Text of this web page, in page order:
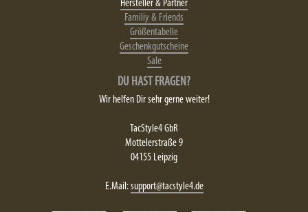
Hersteller & Partner
Familiy & Friends
Größentabelle
Geschenkgutscheine
Sale
DU HAST FRAGEN?
Wir helfen Dir sehr gerne weiter!
TacStyle4 GbR
Mottelerstraße 9
04155 Leipzig
E.Mail:support@tacstyle4.de